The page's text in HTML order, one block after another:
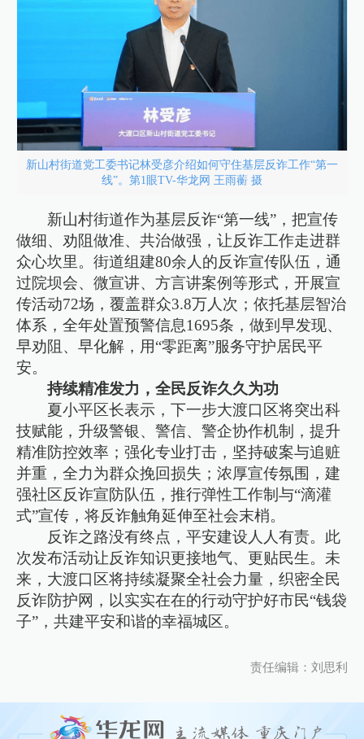
新山村街道党工委书记林受彦介绍如何守住基层反诈工作“第一
线”。第1眼TV-华龙网 王雨蘅 摄
新山村街道作为基层反诈“第一线”，把宣传
做细、劝阻做准、共治做强，让反诈工作走进群
众心坎里。街道组建80余人的反诈宣传队伍，通
过院坝会、微宣讲、方言讲案例等形式，开展宣
传活动72场，覆盖群众3.8万人次；依托基层智治
体系，全年处置预警信息1695条，做到早发现、
早劝阻、早化解，用“零距离”服务守护居民平
安。
持续精准发力，全民反诈久久为功
夏小平区长表示，下一步大渡口区将突出科
技赋能，升级警银、警信、警企协作机制，提升
精准防控效率；强化专业打击，坚持破案与追赃
并重，全力为群众挽回损失；浓厚宣传氛围，建
强社区反诈宣防队伍，推行弹性工作制与“滴灌
式”宣传，将反诈触角延伸至社会末梢。
反诈之路没有终点，平安建设人人有责。此
次发布活动让反诈知识更接地气、更贴民生。未
来，大渡口区将持续凝聚全社会力量，织密全民
反诈防护网，以实实在在的行动守护好市民“钱袋
子”，共建平安和谐的幸福城区。
责任编辑：刘思利